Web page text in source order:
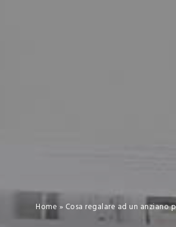
Home » Cosa regalare ad un anziano